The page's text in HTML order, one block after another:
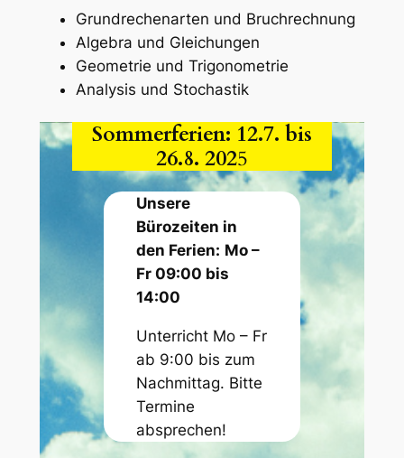
Grundrechenarten und Bruchrechnung
Algebra und Gleichungen
Geometrie und Trigonometrie
Analysis und Stochastik
Sommerferien: 12.7. bis
26.8. 2025
Unsere
Bürozeiten in
den Ferien: Mo –
Fr 09:00 bis
14:00
Unterricht Mo – Fr
ab 9:00 bis zum
Nachmittag. Bitte
Termine
absprechen!